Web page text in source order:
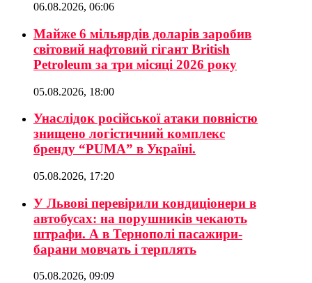
06.08.2026, 06:06
Майже 6 мільярдів доларів заробив
світовий нафтовий гігант British
Petroleum за три місяці 2026 року
05.08.2026, 18:00
Унаслідок російської атаки повністю
знищено логістичний комплекс
бренду “PUMA” в Україні.
05.08.2026, 17:20
У Львові перевірили кондиціонери в
автобусах: на порушників чекають
штрафи. А в Тернополі пасажири-
барани мовчать і терплять
05.08.2026, 09:09